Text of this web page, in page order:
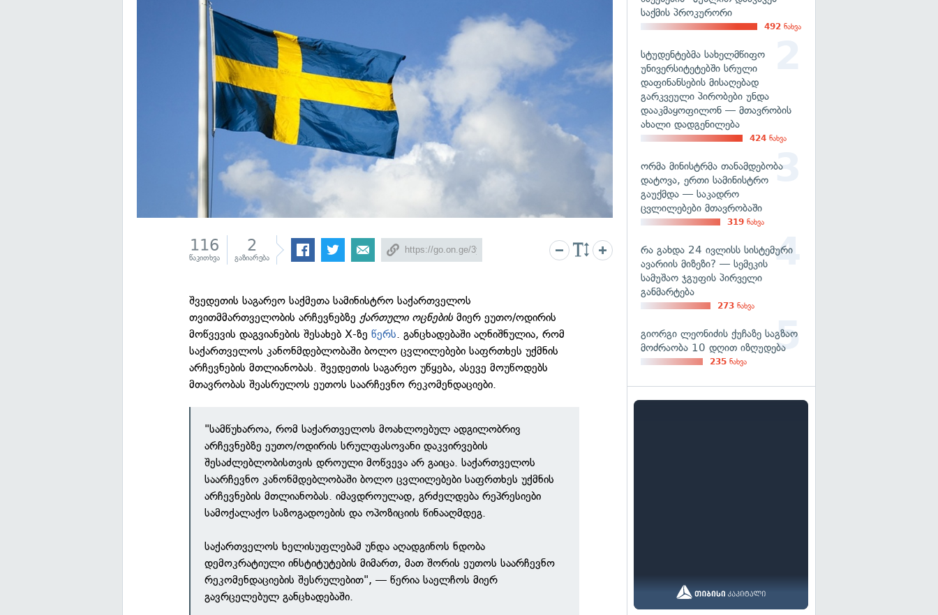
116
წაკითხვა
2
გაზიარება
შვედეთის საგარეო საქმეთა სამინისტრო საქართველოს
თვითმმართველობის არჩევნებზექართული ოცნებისმიერ ეუთო/ოდირის
მოწვევის დაგვიანების შესახებ X-ზეწერს. განცხადებაში აღნიშნულია, რომ
საქართველოს კანონმდებლობაში ბოლო ცვლილებები საფრთხეს უქმნის
არჩევნების მთლიანობას. შვედეთის საგარეო უწყება, ასევე მოუწოდებს
მთავრობას შეასრულოს ეუთოს საარჩევნო რეკომენდაციები.
"სამწუხაროა, რომ საქართველოს მოახლოებულ ადგილობრივ
არჩევნებზე ეუთო/ოდირის სრულფასოვანი დაკვირვების
შესაძლებლობისთვის დროული მოწვევა არ გაიცა. საქართველოს
საარჩევნო კანონმდებლობაში ბოლო ცვლილებები საფრთხეს უქმნის
არჩევნების მთლიანობას. იმავდროულად, გრძელდება რეპრესიები
სამოქალაქო საზოგადოების და ოპოზიციის წინააღმდეგ.
საქართველოს ხელისუფლებამ უნდა აღადგინოს ნდობა
დემოკრატიული ინსტიტუტების მიმართ, მათ შორის ეუთოს საარჩევნო
რეკომენდაციების შესრულებით", — წერია საელჩოს მიერ
გავრცელებულ განცხადებაში.
საქმის პროკურორი
492 ნახვა
სტუდენტებმა სახელმწიფო
უნივერსიტეტებში სრული
დაფინანსების მისაღებად
გარკვეული პირობები უნდა
დააკმაყოფილონ — მთავრობის
ახალი დადგენილება
424 ნახვა
ორმა მინისტრმა თანამდებობა
დატოვა, ერთი სამინისტრო
გაუქმდა — საკადრო
ცვლილებები მთავრობაში
319 ნახვა
რა გახდა 24 ივლისს სისტემური
ავარიის მიზეზი? — სემეკის
სამუშაო ჯგუფის პირველი
განმარტება
273 ნახვა
გიორგი ლეონიძის ქუჩაზე საგზაო
მოძრაობა 10 დღით იზღუდება
235 ნახვა